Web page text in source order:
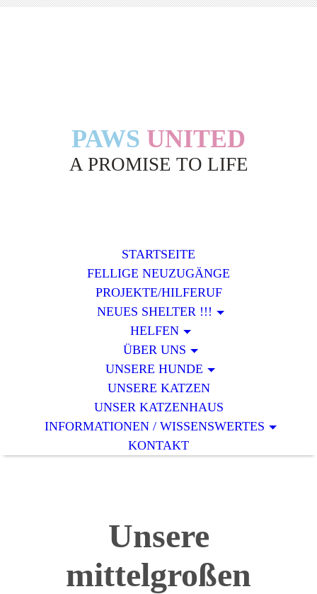
PAWS UNITED
A PROMISE TO LIFE
STARTSEITE
FELLIGE NEUZUGÄNGE
PROJEKTE/HILFERUF
NEUES SHELTER !!!
HELFEN
ÜBER UNS
UNSERE HUNDE
UNSERE KATZEN
UNSER KATZENHAUS
INFORMATIONEN / WISSENSWERTES
KONTAKT
Unsere
mittelgroßen